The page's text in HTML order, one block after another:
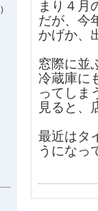
まり４月
だが、今
かげか、
窓際に並
冷蔵庫に
ってしま
見ると、
最近はタ
うになっ